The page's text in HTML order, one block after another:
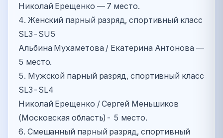
Николай Ерещенко — 7 место.
4. Женский парный разряд, спортивный класс
SL3-SU5
Альбина Мухаметова / Екатерина Антонова —
5 место.
5. Мужской парный разряд, спортивный класс
SL3-SL4
Николай Ерещенко / Сергей Меньшиков
(Московская область)- 5 место.
6. Смешанный парный разряд, спортивный